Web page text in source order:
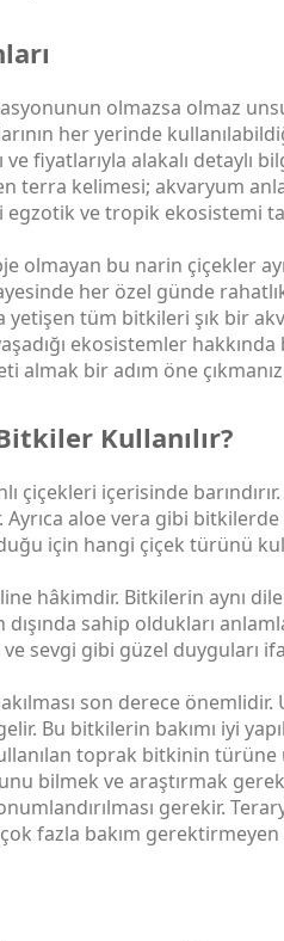
olmazsa olmaz
her yerinde
ve fiyatlarıyla alakalı
terra kelimesi; akvaryum
egzotik ve tropik ekosistemi
olmayan bu narin çiçekler
her özel günde
yetişen tüm bitkileri şık bir
ekosistemler
almak bir adım öne
Kullanılır?
çiçekleri içerisinde
Ayrıca aloe vera gibi
için hangi çiçek türünü
hâkimdir. Bitkilerin aynı
dışında sahip oldukları
sevgi gibi güzel duyguları
son derece önemlidir.
Bu bitkilerin bakımı iyi
toprak bitkinin türüne
bilmek ve araştırmak
gerekir.
fazla bakım